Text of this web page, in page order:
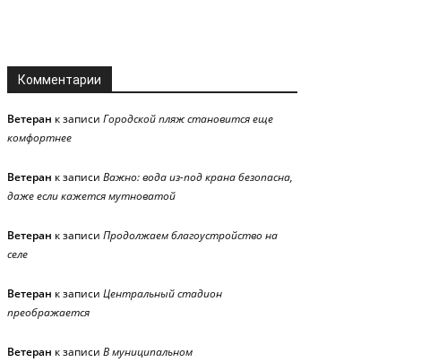
Комментарии
Ветеран к записи Городской пляж становится еще
комфортнее
Ветеран к записи Важно: вода из-под крана безопасна,
даже если кажется мутноватой
Ветеран к записи Продолжаем благоустройство на
селе
Ветеран к записи Центральный стадион
преображается
Ветеран к записи В муниципальном